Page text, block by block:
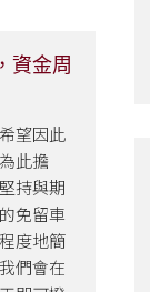
資金周
望因此
此擔
持與期
免留車
度地簡
們會在